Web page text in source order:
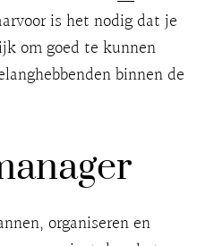
is het nodig dat je
om goed te kunnen
binnen de
organiseren en